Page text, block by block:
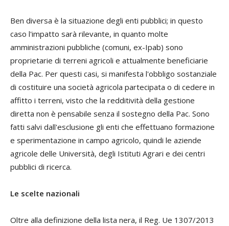
Ben diversa è la situazione degli enti pubblici; in questo
caso l'impatto sarà rilevante, in quanto molte
amministrazioni pubbliche (comuni, ex-Ipab) sono
proprietarie di terreni agricoli e attualmente beneficiarie
della Pac. Per questi casi, si manifesta l'obbligo sostanziale
di costituire una società agricola partecipata o di cedere in
affitto i terreni, visto che la redditività della gestione
diretta non è pensabile senza il sostegno della Pac. Sono
fatti salvi dall'esclusione gli enti che effettuano formazione
e sperimentazione in campo agricolo, quindi le aziende
agricole delle Università, degli Istituti Agrari e dei centri
pubblici di ricerca.
Le scelte nazionali
Oltre alla definizione della lista nera, il Reg. Ue 1307/2013